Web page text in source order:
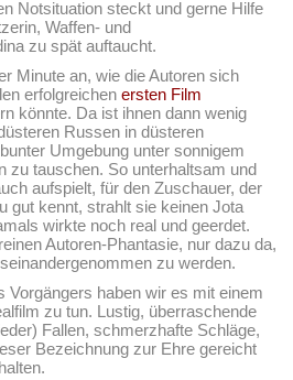
Notsituation steckt und gerne Hilfe
Waffen- und
zu spät auftaucht.
Minute an, wie die Autoren sich
erfolgreichenersten Film
könnte. Da ist ihnen dann wenig
Russen in düsteren
Umgebung unter sonnigem
zu tauschen. So unterhaltsam und
aufspielt, für den Zuschauer, der
gut kennt, strahlt sie keinen Jota
wirkte noch real und geerdet.
Autoren-Phantasie, nur dazu da,
zu werden.
Vorgängers haben wir es mit einem
zu tun. Lustig, überraschende
Fallen, schmerzhafte Schläge,
Bezeichnung zur Ehre gereicht